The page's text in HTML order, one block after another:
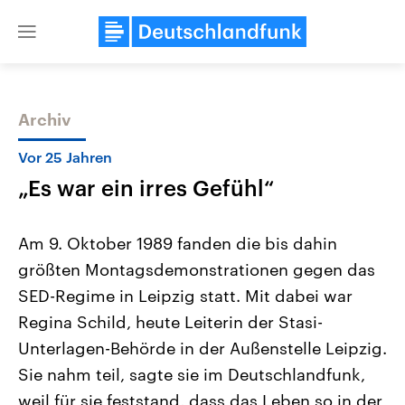
Close
Themen
Landtagswahl Sachsen-Anhalt
2026
Alle Informationen
Sachsen-Anhalt wählt am 6.
September 2026 einen neuen
Landtag. Seit 2021 wird das
Bundesland von einer Koalition aus
USA
Aktuelle Beiträge,
Hintergründe
Wirtschaftlich und
gehören die Vereinigten
den mächtigsten Ländern
mit großem Einfluss auf
Archiv
Vor 25 Jahren
„Es war ein irres Gefühl“
Am 9. Oktober 1989 fanden die bis dahin
größten Montagsdemonstrationen gegen das
SED-Regime in Leipzig statt. Mit dabei war
Regina Schild, heute Leiterin der Stasi-
Unterlagen-Behörde in der Außenstelle Leipzig.
Sie nahm teil, sagte sie im Deutschlandfunk,
weil für sie feststand, dass das Leben so in der